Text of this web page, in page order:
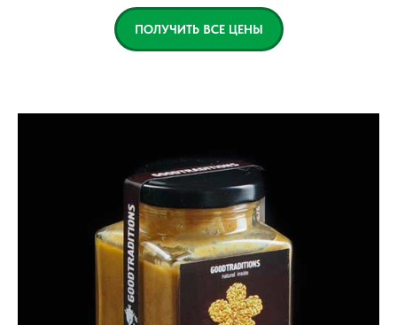
ПОЛУЧИТЬ ВСЕ ЦЕНЫ